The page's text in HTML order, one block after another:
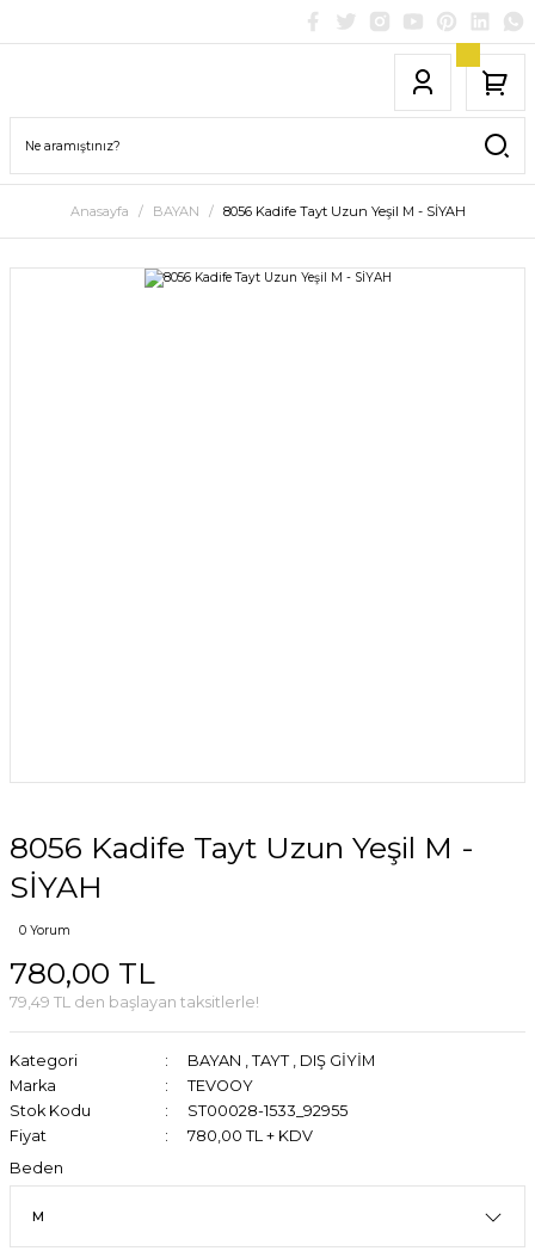
Anasayfa BAYAN 8056 Kadife Tayt Uzun Yeşil M - SİYAH
8056 Kadife Tayt Uzun Yeşil M -
SİYAH
0 Yorum
780,00 TL
79,49 TL den başlayan taksitlerle!
Kategori BAYAN , TAYT , DIŞ GİYİM
Marka
TEVOOY
Stok Kodu
ST00028-1533_92955
Fiyat
780,00 TL + KDV
Beden